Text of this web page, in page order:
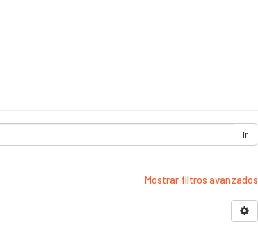
Ir
Mostrar filtros avanzados